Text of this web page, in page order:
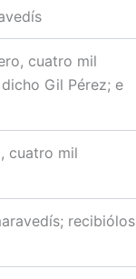
cuatro mil
Gil Pérez; e
cuatro mil
recibiólos